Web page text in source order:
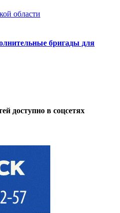
области
бригады для
доступно в соцсетях